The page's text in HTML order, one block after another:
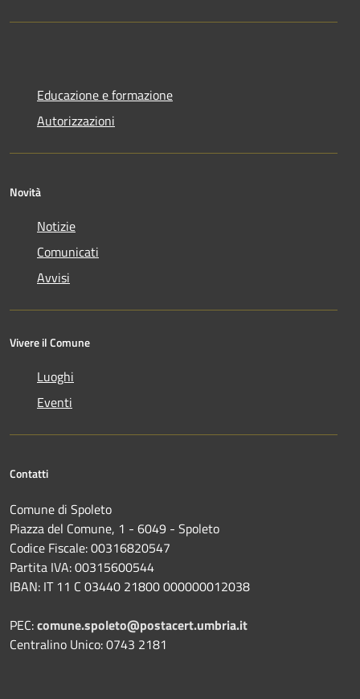
Educazione e formazione
Autorizzazioni
Novità
Notizie
Comunicati
Avvisi
Vivere il Comune
Luoghi
Eventi
Contatti
Comune di Spoleto
Piazza del Comune, 1 - 6049 - Spoleto
Codice Fiscale: 00316820547
Partita IVA: 00315600544
IBAN: IT 11 C 03440 21800 000000012038
PEC:comune.spoleto@postacert.umbria.it
Centralino Unico: 0743 2181